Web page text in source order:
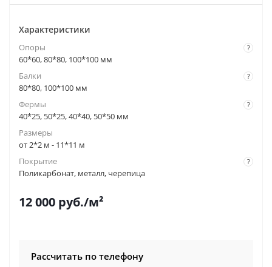
Характеристики
?
Опоры
60*60, 80*80, 100*100 мм
?
Балки
80*80, 100*100 мм
?
Фермы
40*25, 50*25, 40*40, 50*50 мм
Размеры
от 2*2 м - 11*11 м
?
Покрытие
Поликарбонат, металл, черепица
12 000 руб./м²
Рассчитать по телефону